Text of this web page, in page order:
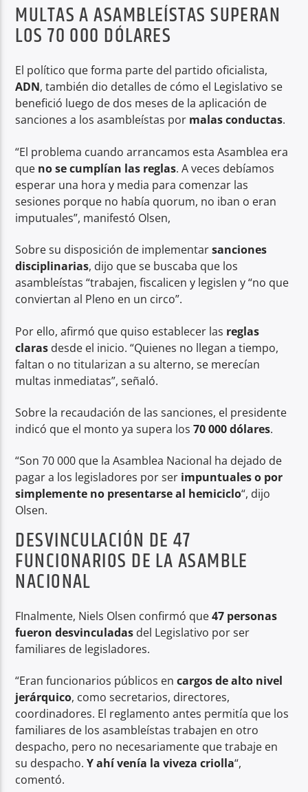
MULTAS A ASAMBLEÍSTAS SUPERAN
LOS 70 000 DÓLARES
El político que forma parte del partido oficialista,
ADN, también dio detalles de cómo el Legislativo se
benefició luego de dos meses de la aplicación de
sanciones a los asambleístas por malas conductas.
“El problema cuando arrancamos esta Asamblea era
que no se cumplían las reglas. A veces debíamos
esperar una hora y media para comenzar las
sesiones porque no había quorum, no iban o eran
imputuales”, manifestó Olsen,
Sobre su disposición de implementarsanciones
disciplinarias, dijo que se buscaba que los
asambleístas “trabajen, fiscalicen y legislen y “no que
conviertan al Pleno en un circo”.
Por ello, afirmó que quiso establecer las reglas
claras desde el inicio. “Quienes no llegan a tiempo,
faltan o no titularizan a su alterno, se merecían
multas inmediatas”, señaló.
Sobre la recaudación de las sanciones, el presidente
indicó que el monto ya supera los70 000 dólares.
“Son 70 000 que la Asamblea Nacional ha dejado de
pagar a los legisladores por ser impuntuales o por
simplemente no presentarse al hemiciclo“, dijo
Olsen.
DESVINCULACIÓN DE 47
FUNCIONARIOS DE LA ASAMBLE
NACIONAL
FInalmente, Niels Olsen confirmó que47 personas
fueron desvinculadas del Legislativo por ser
familiares de legisladores.
“Eran funcionarios públicos encargos de alto nivel
jerárquico, como secretarios, directores,
coordinadores. El reglamento antes permitía que los
familiares de los asambleístas trabajen en otro
despacho, pero no necesariamente que trabaje en
su despacho. Y ahí venía la viveza criolla“,
comentó.